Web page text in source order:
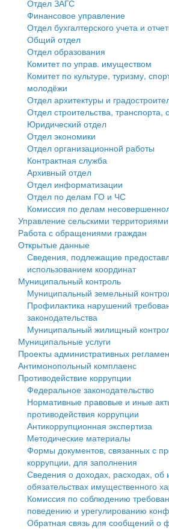
Государственные услуги
Промышленность и АПК
Экономика и бизнес
Символика
Устав
Гостям округа
Туризм
Культура
Образование
Здравоохранение
Социальная защита
Фотоальбом
муниципального округа Тверской
Администрация Кашинского
Тверской области
Управление сельскими территориями
Открытые данные
Работа с обращениями граждан
Муниципальный контроль
Муниципальные услуги
Проекты административных
Антимонопольный комплаенс
Противодействие коррупции
Финансовое управление
Бюджет для граждан
Имущество
Выявление правообладателей
объектов недвижимости
Имущественная поддержка
среднего предпринимательства
Информационная поддержка
среднего предпринимательства
Муниципальные программы
Контрольно-счетная палата
Персональные данные
Оценка регулирующего
Деятельность МУ
Нормативы градостроительного
Правила землепользования и
Генеральные планы
Проекты планировки территории
Собрание депутатов
Городское поселение
Сельские поселения
Отдел ЗАГС
Финансовое управление
Отдел бухгалтерского учета и
Общий отдел
Отдел образования
Комитет по управ. имуществом
Комитет по культуре, туризму,
молодёжи
Отдел архитектуры и
Отдел строительства, транспорта,
Юридический отдел
Отдел экономики
Отдел организационной работы
Контрактная служба
Архивный отдел
Отдел информатизации
Отдел по делам ГО и ЧС
Комиссия по делам
Управление сельскими территориями
Работа с обращениями граждан
Открытые данные
Сведения, подлежащие
использованием координат
Муниципальный контроль
Муниципальный земельный
Профилактика нарушений
законодательства
Муниципальный жилищный
Муниципальные услуги
Проекты административных
Антимонопольный комплаенс
Противодействие коррупции
Федеральное законодательство
Нормативные правовые и иные
противодействия коррупции
Антикоррупционная экспертиза
Методические материалы
Формы документов, связанных с
коррупции, для заполнения
Сведения о доходах, расходах, об
обязательствах имущественного
Комиссия по соблюдению
поведению и урегулированию
Обратная связь для сообщений о